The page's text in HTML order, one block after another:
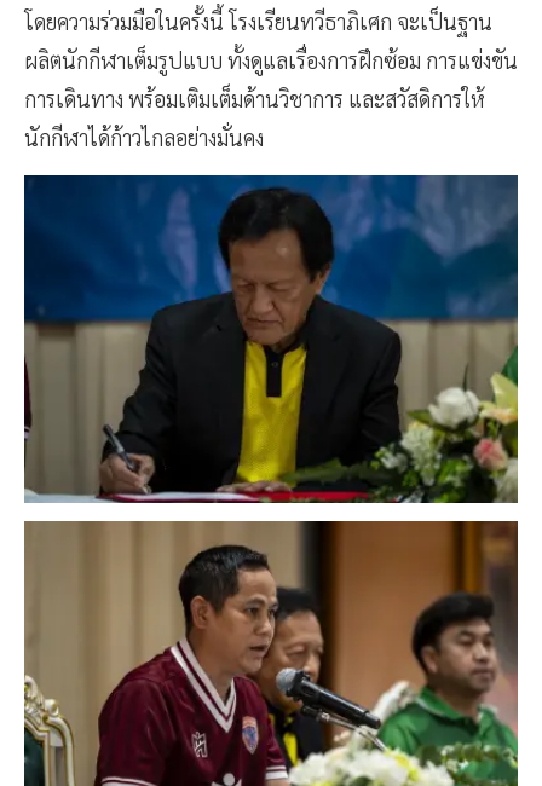
โดยความร่วมมือในครั้งนี้ โรงเรียนทวีธาภิเศก จะเป็นฐาน
ผลิตนักกีฬาเต็มรูปแบบ ทั้งดูแลเรื่องการฝึกซ้อม การแข่งขัน
การเดินทาง พร้อมเติมเต็มด้านวิชาการ และสวัสดิการให้
นักกีฬาได้ก้าวไกลอย่างมั่นคง